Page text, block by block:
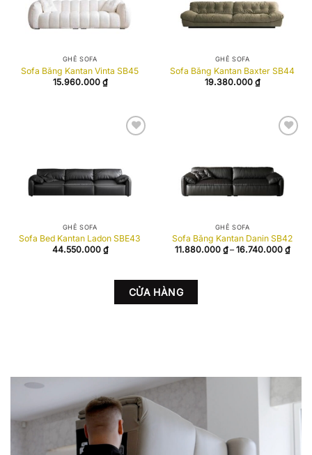
GHẾ SOFA
Sofa Băng Kantan Vinta SB45
15.960.000 ₫
GHẾ SOFA
Sofa Băng Kantan Baxter SB44
19.380.000 ₫
GHẾ SOFA
Sofa Bed Kantan Ladon SBE43
44.550.000 ₫
GHẾ SOFA
Sofa Băng Kantan Danin SB42
11.880.000 ₫ – 16.740.000 ₫
giá:
CỬA HÀNG